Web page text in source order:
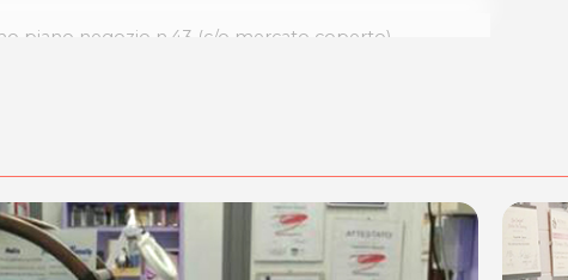
piano negozio n.43 (c/o mercato coperto)